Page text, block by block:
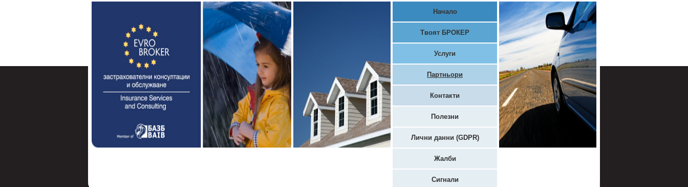
Начало
Твоят БРОКЕР
Услуги
Партньори
Контакти
Полезни
Лични данни (GDPR)
Жалби
Сигнали